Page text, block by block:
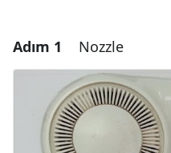
Adım 1 Nozzle